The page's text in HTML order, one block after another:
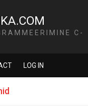
C-
LOG IN